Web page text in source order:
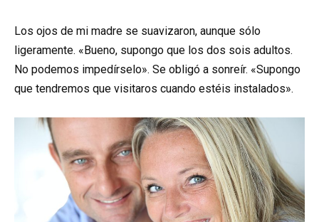
Los ojos de mi madre se suavizaron, aunque sólo
ligeramente. «Bueno, supongo que los dos sois adultos.
No podemos impedírselo». Se obligó a sonreír. «Supongo
que tendremos que visitaros cuando estéis instalados».